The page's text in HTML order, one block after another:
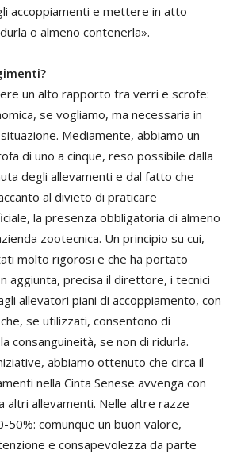
accoppiamenti e mettere in atto
o almeno contenerla».
un alto rapporto tra verri e scrofe:
se vogliamo, ma necessaria in
Mediamente, abbiamo un
di uno a cinque, reso possibile dalla
degli allevamenti e dal fatto che
al divieto di praticare
la presenza obbligatoria di almeno
zootecnica. Un principio su cui,
molto rigorosi e che ha portato
aggiunta, precisa il direttore, i tecnici
allevatori piani di accoppiamento, con
se utilizzati, consentono di
consanguineità, se non di ridurla.
abbiamo ottenuto che circa il
nella Cinta Senese avvenga con
altri allevamenti. Nelle altre razze
50%: comunque un buon valore,
e consapevolezza da parte